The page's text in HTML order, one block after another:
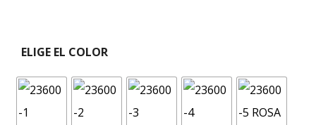
ELIGE EL COLOR